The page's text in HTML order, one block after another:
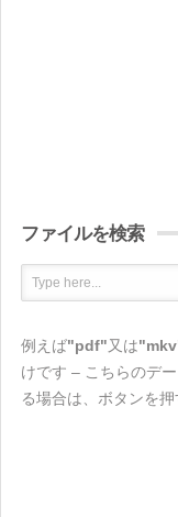
ファイルを検索
例えば"pdf"又は
けです – こちらのデ
る場合は、ボタンを